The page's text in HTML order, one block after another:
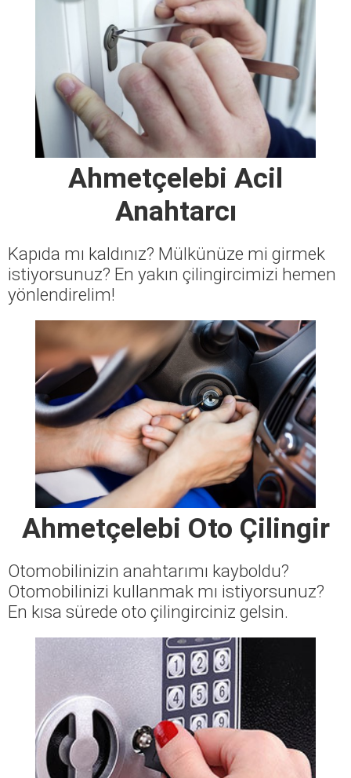
Ahmetçelebi Acil
Anahtarcı
Kapıda mı kaldınız? Mülkünüze mi girmek
istiyorsunuz? En yakın çilingircimizi hemen
yönlendirelim!
Ahmetçelebi Oto Çilingir
Otomobilinizin anahtarımı kayboldu?
Otomobilinizi kullanmak mı istiyorsunuz?
En kısa sürede oto çilingirciniz gelsin.